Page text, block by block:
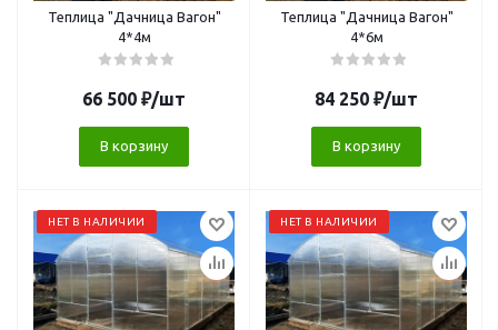
Теплица "Дачница Вагон"
4*4м
66 500 ₽/шт
В корзину
Теплица "Дачница Вагон"
4*6м
84 250 ₽/шт
В корзину
НЕТ В НАЛИЧИИ НЕТ В НАЛИЧИИ